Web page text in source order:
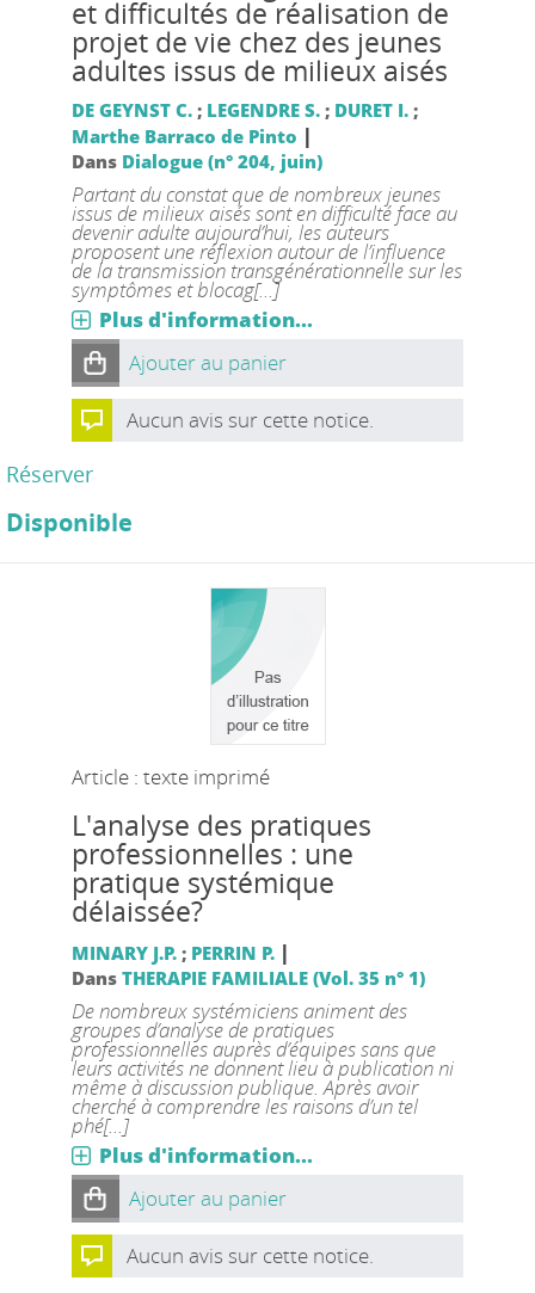
et difficultés de réalisation de
projet de vie chez des jeunes
adultes issus de milieux aisés
DE GEYNST C.; LEGENDRE S.; DURET I.;
Marthe Barraco de Pinto |
Dans Dialogue (n° 204, juin)
Partant du constat que de nombreux jeunes
issus de milieux aisés sont en difficulté face au
devenir adulte aujourd’hui, les auteurs
proposent une réflexion autour de l’influence
de la transmission transgénérationnelle sur les
symptômes et blocag[...]
Plus d'information...
Ajouter au panier
Aucun avis sur cette notice.
Réserver
Disponible
Article : texte imprimé
L'analyse des pratiques
professionnelles : une
pratique systémique
délaissée?
MINARY J.P.; PERRIN P. |
Dans THERAPIE FAMILIALE (Vol. 35 n° 1)
De nombreux systémiciens animent des
groupes d’analyse de pratiques
professionnelles auprès d’équipes sans que
leurs activités ne donnent lieu à publication ni
même à discussion publique. Après avoir
cherché à comprendre les raisons d’un tel
phé[...]
Plus d'information...
Ajouter au panier
Aucun avis sur cette notice.